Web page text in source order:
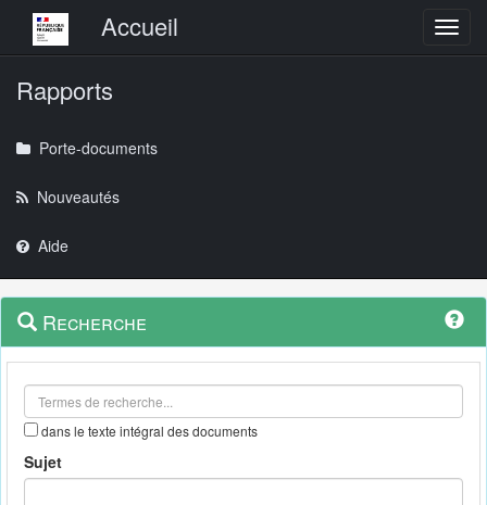
Menu principalAccueil
Rapports
Porte-documents
Nouveautés
Aide
Navigation
outils
Menu
contextuel
Recherche
dans le texte intégral des documents
Sujet